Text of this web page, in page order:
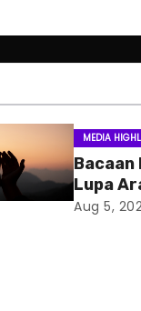
MEDIA
Bacaan
Lupa
Aug 5,